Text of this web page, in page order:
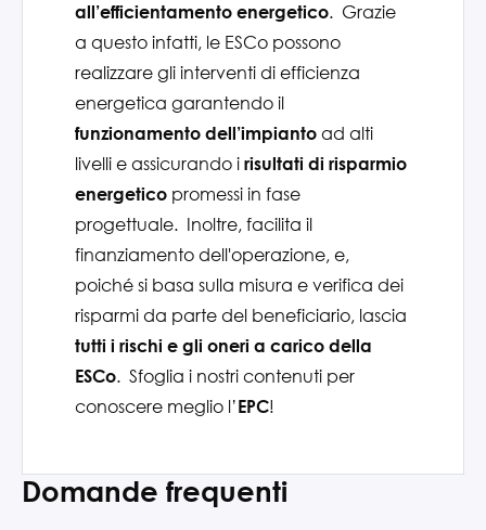
all’efficientamento energetico. Grazie
a questo infatti, le ESCo possono
realizzare gli interventi di efficienza
energetica garantendo il
funzionamento dell’impianto ad alti
livelli e assicurando i risultati di risparmio
energetico promessi in fase
progettuale. Inoltre, facilita il
finanziamento dell'operazione, e,
poiché si basa sulla misura e verifica dei
risparmi da parte del beneficiario, lascia
tutti i rischi e gli oneri a carico della
ESCo. Sfoglia i nostri contenuti per
conoscere meglio l’EPC!
Domande frequenti